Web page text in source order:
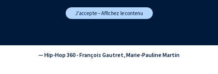
J’accepte – Affichez le contenu
— Hip-Hop 360 - François Gautret, Marie-Pauline Martin